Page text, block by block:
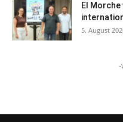
El
5. August
-